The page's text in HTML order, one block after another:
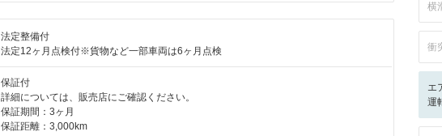
法定整備付
法定12ヶ月点検付※貨物など一部車両は6ヶ月点検
保証付
詳細については、販売店にご確認ください。
保証期間：3ヶ月
保証距離：3,000km
横
衝
エ
運